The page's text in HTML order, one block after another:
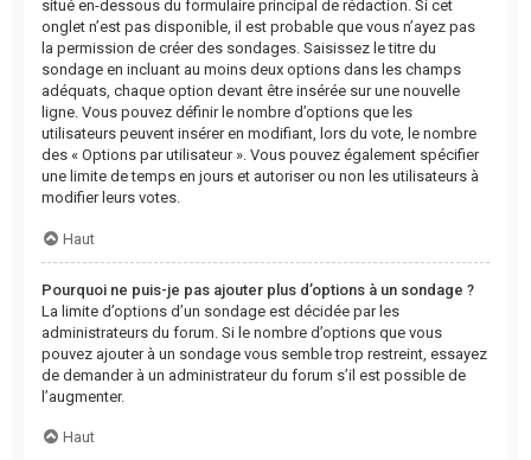
situé en-dessous du formulaire principal de rédaction. Si cet
onglet n’est pas disponible, il est probable que vous n’ayez pas
la permission de créer des sondages. Saisissez le titre du
sondage en incluant au moins deux options dans les champs
adéquats, chaque option devant être insérée sur une nouvelle
ligne. Vous pouvez définir le nombre d’options que les
utilisateurs peuvent insérer en modifiant, lors du vote, le nombre
des « Options par utilisateur ». Vous pouvez également spécifier
une limite de temps en jours et autoriser ou non les utilisateurs à
modifier leurs votes.
Haut
Pourquoi ne puis-je pas ajouter plus d’options à un sondage ?
La limite d’options d’un sondage est décidée par les
administrateurs du forum. Si le nombre d’options que vous
pouvez ajouter à un sondage vous semble trop restreint, essayez
de demander à un administrateur du forum s’il est possible de
l’augmenter.
Haut